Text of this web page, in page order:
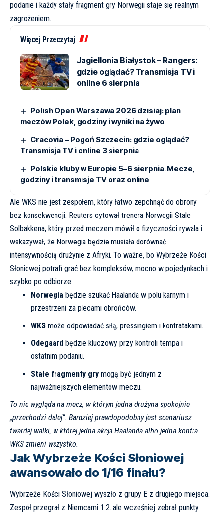
podanie i każdy stały fragment gry Norwegii staje się realnym
zagrożeniem.
Więcej Przeczytaj
Jagiellonia Białystok – Rangers:
gdzie oglądać? Transmisja TV i
online 6 sierpnia
Polish Open Warszawa 2026 dzisiaj: plan
meczów Polek, godziny i wyniki na żywo
Cracovia – Pogoń Szczecin: gdzie oglądać?
Transmisja TV i online 3 sierpnia
Polskie kluby w Europie 5–6 sierpnia. Mecze,
godziny i transmisje TV oraz online
Ale WKS nie jest zespołem, który łatwo zepchnąć do obrony
bez konsekwencji. Reuters cytował trenera Norwegii Stale
Solbakkena, który przed meczem mówił o fizyczności rywala i
wskazywał, że Norwegia będzie musiała dorównać
intensywnością drużynie z Afryki. To ważne, bo Wybrzeże Kości
Słoniowej potrafi grać bez kompleksów, mocno w pojedynkach i
szybko po odbiorze.
Norwegiabędzie szukać Haalanda w polu karnym i
przestrzeni za plecami obrońców.
WKSmoże odpowiadać siłą, pressingiem i kontratakami.
Odegaard będzie kluczowy przy kontroli tempa i
ostatnim podaniu.
Stałe fragmenty grymogą być jednym z
najważniejszych elementów meczu.
To nie wygląda na mecz, w którym jedna drużyna spokojnie
„przechodzi dalej”. Bardziej prawdopodobny jest scenariusz
twardej walki, w której jedna akcja Haalanda albo jedna kontra
WKS zmieni wszystko.
Jak Wybrzeże Kości Słoniowej
awansowało do 1/16 finału?
Wybrzeże Kości Słoniowej wyszło z grupy E z drugiego miejsca.
Zespół przegrał z Niemcami 1:2, ale wcześniej zebrał punkty